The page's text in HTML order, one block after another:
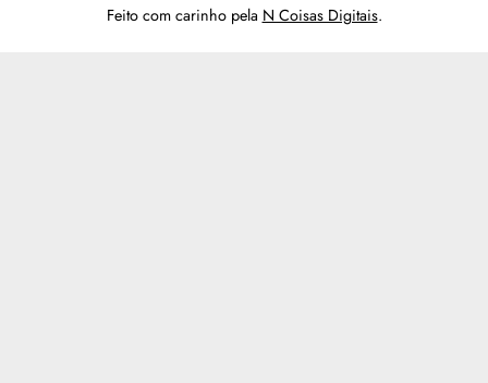
Feito com carinho pela N Coisas Digitais.